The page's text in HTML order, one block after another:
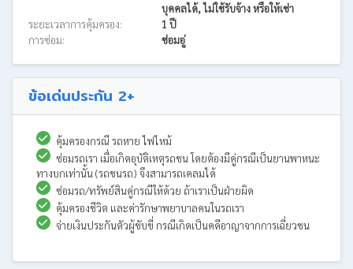
บุคคลได้, ไม่ใช้รับจ้าง หรือให้เช่า
ระยะเวลาการคุ้มครอง:
1 ปี
การซ่อม:
ซ่อมอู่
ข้อเด่นประกัน 2+
คุ้มครองกรณี รถหาย ไฟไหม้
ซ่อมรถเรา เมื่อเกิดอุบัติเหตุรถชน โดยต้องมีคู่กรณีเป็นยานพาหนะ
ทางบกเท่านั้น (รถชนรถ) จึงสามารถเคลมได้
ซ่อมรถ/ทรัพย์สินคู่กรณีให้ด้วย ถ้าเราเป็นฝ่ายผิด
คุ้มครองชีวิต และค่ารักษาพยาบาลคนในรถเรา
จ่ายเงินประกันตัวผู้ขับขี่ กรณีเกิดเป็นคดีอาญาจากการเฉี่ยวชน